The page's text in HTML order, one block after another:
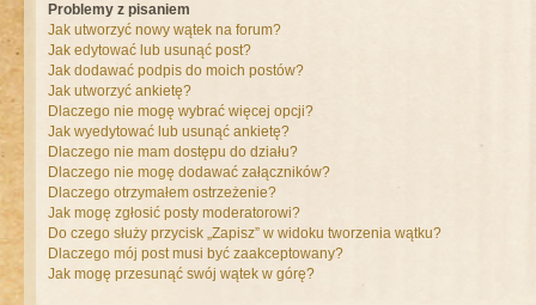
Problemy z pisaniem
Jak utworzyć nowy wątek na forum?
Jak edytować lub usunąć post?
Jak dodawać podpis do moich postów?
Jak utworzyć ankietę?
Dlaczego nie mogę wybrać więcej opcji?
Jak wyedytować lub usunąć ankietę?
Dlaczego nie mam dostępu do działu?
Dlaczego nie mogę dodawać załączników?
Dlaczego otrzymałem ostrzeżenie?
Jak mogę zgłosić posty moderatorowi?
Do czego służy przycisk „Zapisz” w widoku tworzenia wątku?
Dlaczego mój post musi być zaakceptowany?
Jak mogę przesunąć swój wątek w górę?